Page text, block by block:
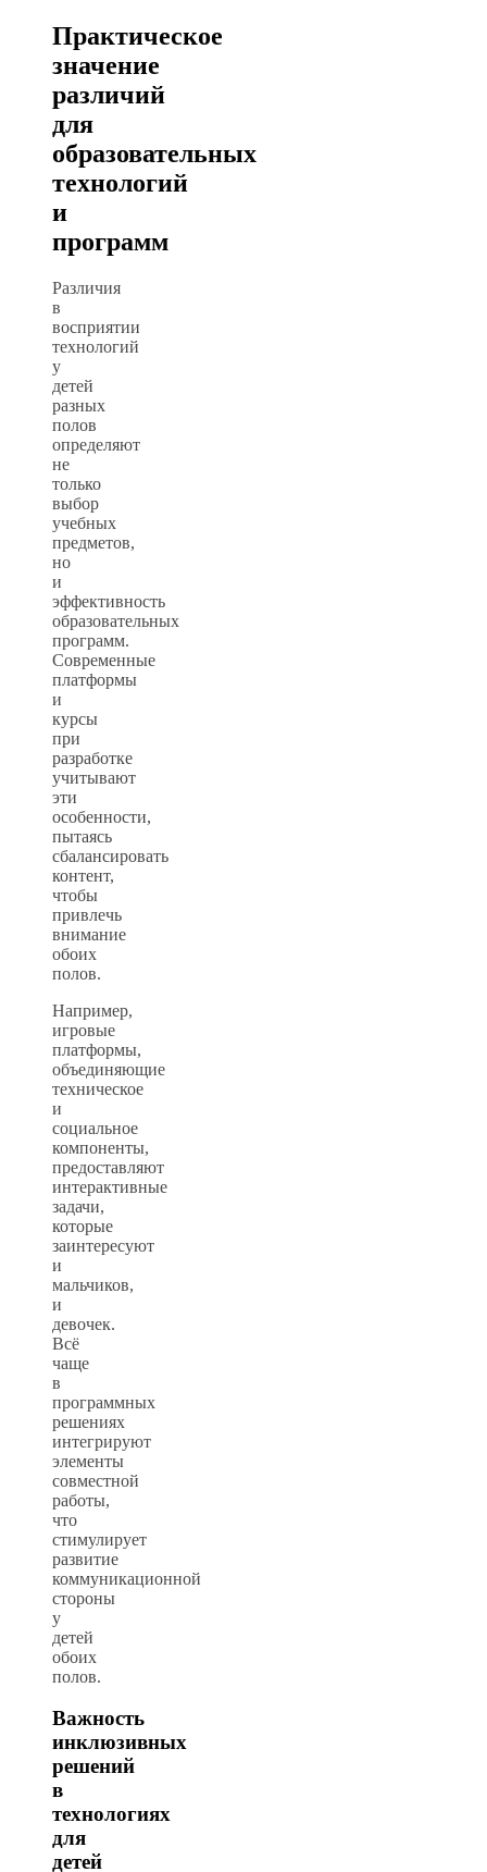
Практическое
значение
различий
для
образовательных
технологий
и
программ
Различия
в
восприятии
технологий
у
детей
разных
полов
определяют
не
только
выбор
учебных
предметов,
но
и
эффективность
образовательных
программ.
Современные
платформы
и
курсы
при
разработке
учитывают
эти
особенности,
пытаясь
сбалансировать
контент,
чтобы
привлечь
внимание
обоих
полов.
Например,
игровые
платформы,
объединяющие
техническое
и
социальное
компоненты,
предоставляют
интерактивные
задачи,
которые
заинтересуют
и
мальчиков,
и
девочек.
Всё
чаще
в
программных
решениях
интегрируют
элементы
совместной
работы,
что
стимулирует
развитие
коммуникационной
стороны
у
детей
обоих
полов.
Важность
инклюзивных
решений
в
технологиях
для
детей